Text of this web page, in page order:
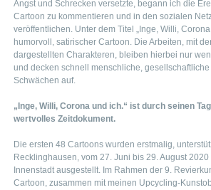
Angst und Schrecken versetzte, begann ich die
Cartoon zu kommentieren und in den sozialen
veröffentlichen. Unter dem Titel „Inge, Willi,
humorvoll, satirischer Cartoon. Die Arbeiten, mit
dargestellten Charakteren, bleiben hierbei nur
und decken schnell menschliche,
Schwächen auf.
„Inge, Willi, Corona und ich.“ ist durch seinen
wertvolles Zeitdokument.
Die ersten 48 Cartoons wurden erstmalig,
Recklinghausen, vom 27. Juni bis 29. August
Innenstadt ausgestellt. Im Rahmen der 9.
Cartoon, zusammen mit meinen Upcycling-